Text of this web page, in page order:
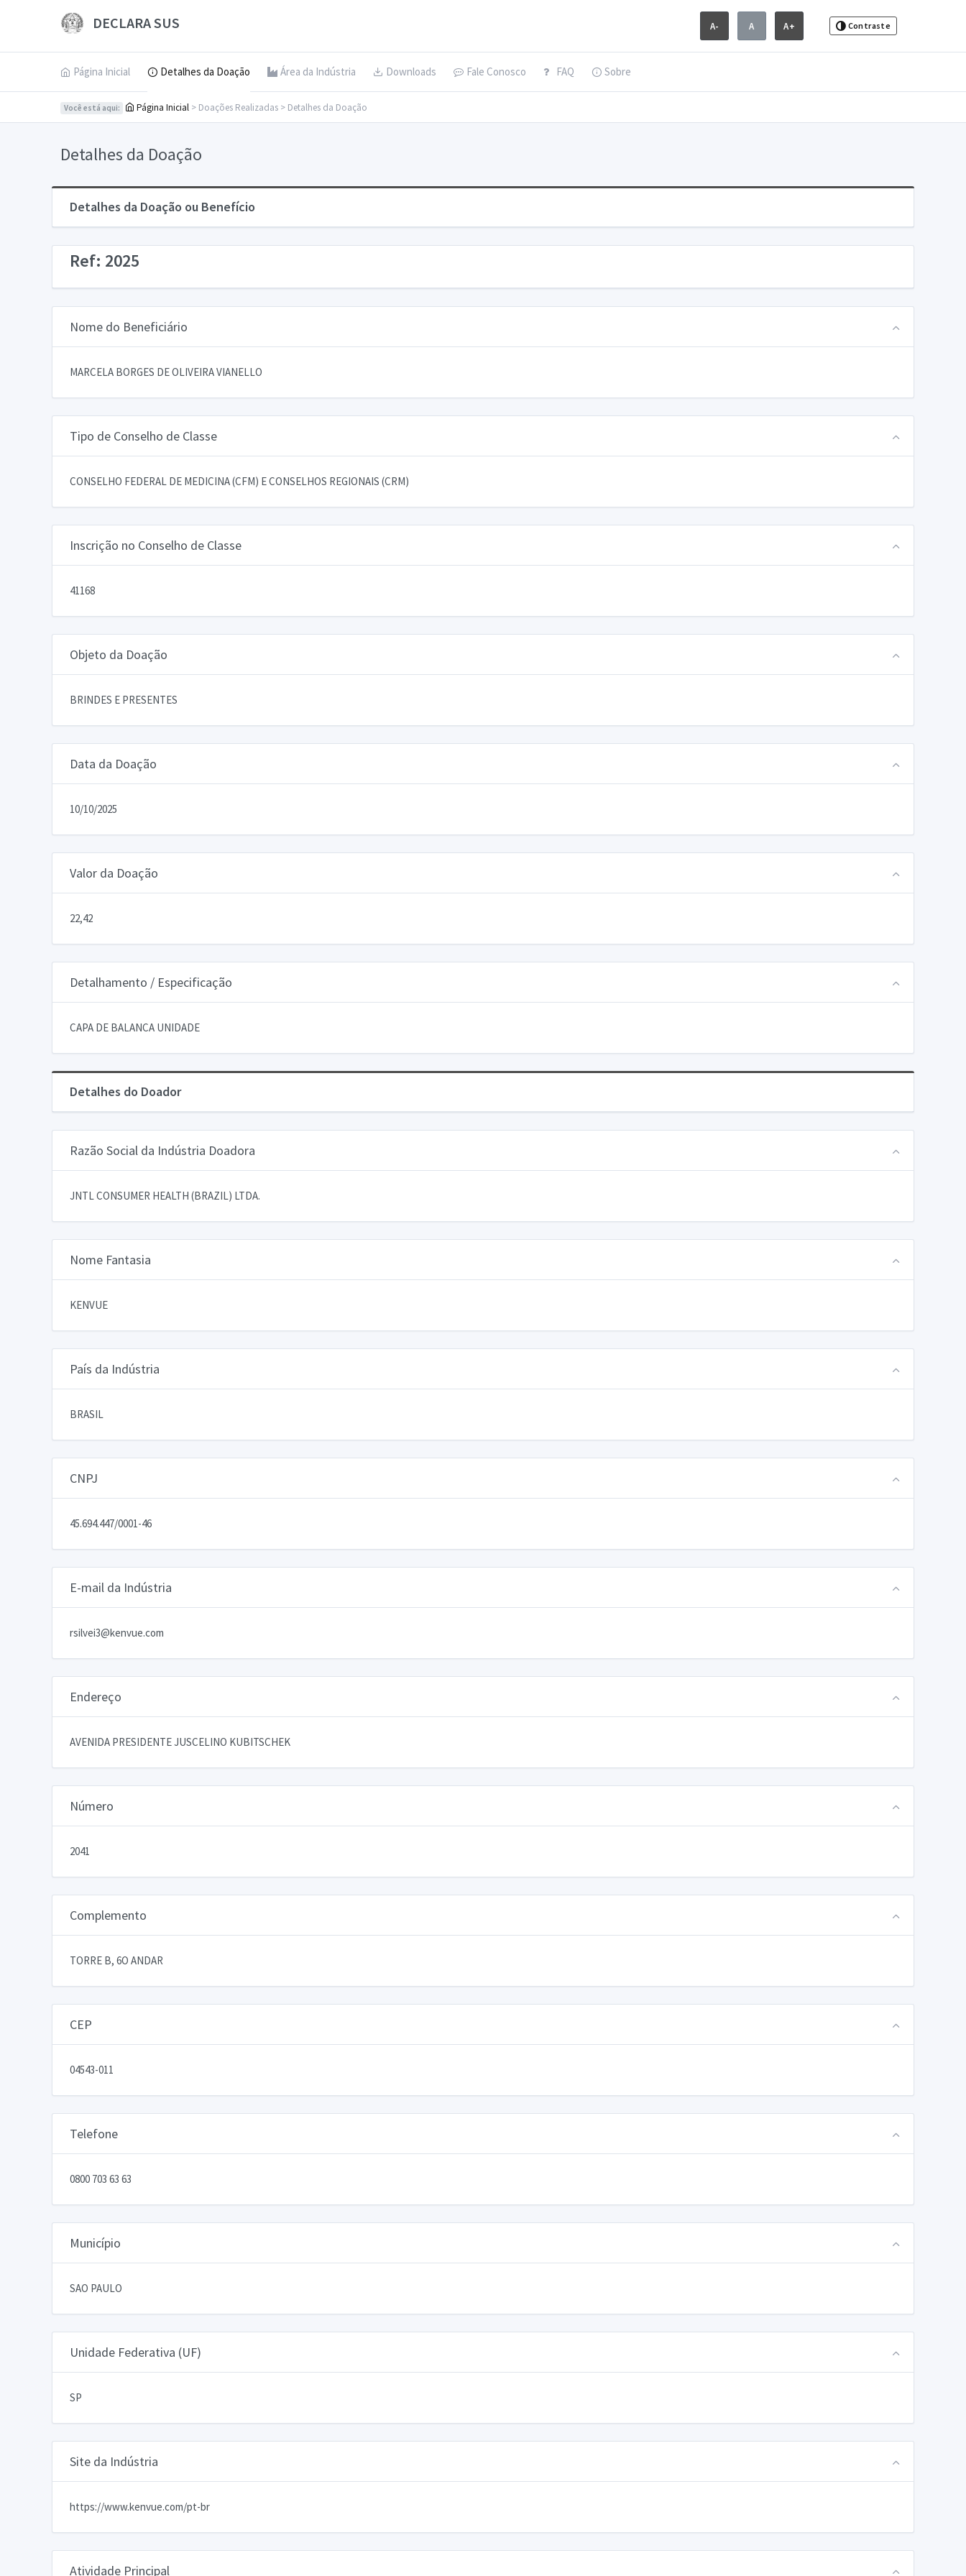
DECLARA SUS A- A A+ Contraste
Página Inicial Detalhes da Doação Área da Indústria Downloads Fale Conosco FAQ Sobre
Você está aqui: Página Inicial > Doações Realizadas > Detalhes da Doação
Detalhes da Doação
Detalhes da Doação ou Benefício
Ref: 2025
Nome do Beneficiário
MARCELA BORGES DE OLIVEIRA VIANELLO
Tipo de Conselho de Classe
CONSELHO FEDERAL DE MEDICINA (CFM) E CONSELHOS REGIONAIS (CRM)
Inscrição no Conselho de Classe
41168
Objeto da Doação
BRINDES E PRESENTES
Data da Doação
10/10/2025
Valor da Doação
22,42
Detalhamento / Especificação
CAPA DE BALANCA UNIDADE
Detalhes do Doador
Razão Social da Indústria Doadora
JNTL CONSUMER HEALTH (BRAZIL) LTDA.
Nome Fantasia
KENVUE
País da Indústria
BRASIL
CNPJ
45.694.447/0001-46
E-mail da Indústria
rsilvei3@kenvue.com
Endereço
AVENIDA PRESIDENTE JUSCELINO KUBITSCHEK
Número
2041
Complemento
TORRE B, 6O ANDAR
CEP
04543-011
Telefone
0800 703 63 63
Município
SAO PAULO
Unidade Federativa (UF)
SP
Site da Indústria
https://www.kenvue.com/pt-br
Atividade Principal